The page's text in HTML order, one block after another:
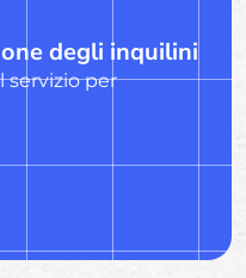
degli inquilini
servizio per